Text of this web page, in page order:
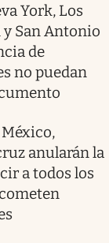
York, Los
San Antonio
de
no puedan
anularán la
a todos los